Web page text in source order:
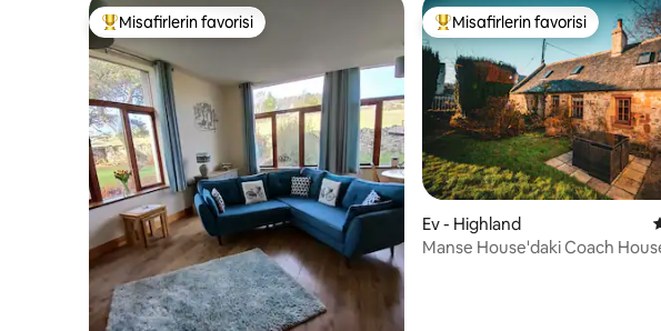
Misafirlerin favorilerinden en beğenilenler arasında
Misafirlerin favorisi Misafirlerin favorilerinden en
Misafirlerin favorisi
Ev - Highland
Manse House'daki Coach